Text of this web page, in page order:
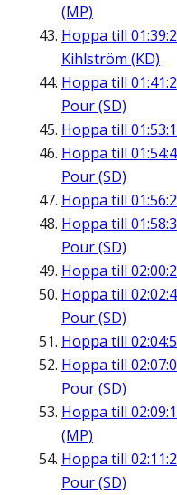
(MP)
Hoppa till
Kihlström (KD)
Hoppa till
Pour (SD)
Hoppa till
Hoppa till
Pour (SD)
Hoppa till
Hoppa till
Pour (SD)
Hoppa till
Hoppa till
Pour (SD)
Hoppa till
Hoppa till
Pour (SD)
Hoppa till
(MP)
Hoppa till
Pour (SD)